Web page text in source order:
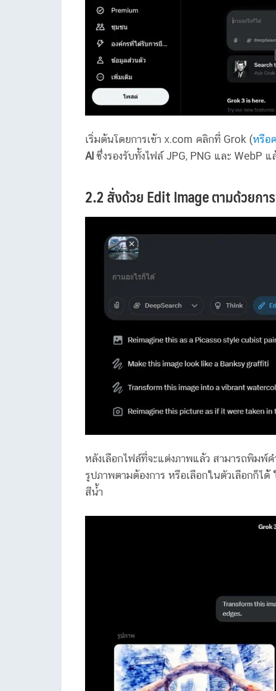
เริ่มต้นโดยการเข้า x.com คลิกที่ Grok (หรือ
AI ซึ่งรองรับทั้งไฟล์ JPG, PNG และ WebP
2.2 สั่งด้วย Edit Image ตามด้วยก
หลังเลือกไฟล์ที่จะแต่งภาพแล้ว สามารถพิมพ์
รูปภาพตามต้องการ หรือเลือกในตัวเลือกก็ไ
สีน้ำ